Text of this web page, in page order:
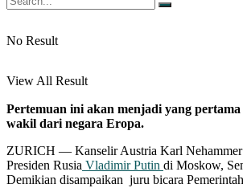
No Result
View All Result
Pertemuan ini akan menjadi yang
wakil dari negara Eropa.
ZURICH — Kanselir Austria Karl Nehammer
Presiden Rusia Vladimir Putin di Moskow,
Demikian disampaikan juru bicara